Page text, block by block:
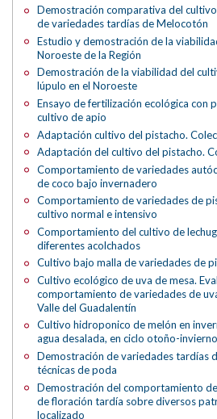
Demostración comparativa del
de variedades tardías de Melocotón
Estudio y demostración de la
Noroeste de la Región
Demostración de la viabilidad del
lúpulo en el Noroeste
Ensayo de fertilización ecológica con
cultivo de apio
Adaptación cultivo del pistacho.
Adaptación del cultivo del pistacho.
Comportamiento de variedades
de coco bajo invernadero
Comportamiento de variedades de
cultivo normal e intensivo
Comportamiento del cultivo de
diferentes acolchados
Cultivo bajo malla de variedades de
Cultivo ecológico de uva de mesa.
comportamiento de variedades de
Valle del Guadalentín
Cultivo hidroponico de melón en
agua desalada, en ciclo otoño-
Demostración de variedades tardías
técnicas de poda
Demostración del comportamiento
de floración tardía sobre diversos
localizado